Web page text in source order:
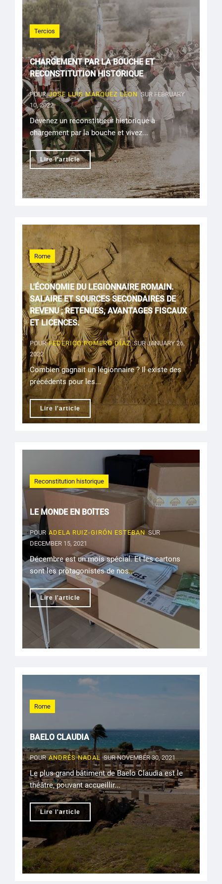
Tercios
CHARGEMENT PAR LA BOUCHE ET
RECONSTITUTION HISTORIQUE
POUR JOSE LUIS MARQUEZ LEON SUR FEBRUARY
10, 2022
Devenez un reconstitueur historique à
chargement par la bouche et vivez...
Lire l'article
Rome
L'ÉCONOMIE DU LEGIONNAIRE ROMAIN.
SALAIRE ET SOURCES SECONDAIRES DE
REVENU ; RETENUES, AVANTAGES FISCAUX
ET LICENCES.
POUR FEDERICO ROMERO DÍAZSUR JANUARY 26,
2022
Combien gagnait un légionnaire ? Il existe des
précédents pour les...
Lire l'article
Reconstitution historique
LE MONDE EN BOÎTES
POUR ADELA RUIZ-GIRÓN ESTEBAN SUR
DECEMBER 15, 2021
Décembre est un mois spécial. Et les cartons
sont les protagonistes de nos...
Lire l'article
Rome
BAELO CLAUDIA
POUR ANDRÉS NADALSUR NOVEMBER 30, 2021
Le plus grand bâtiment de Baelo Claudia est le
théâtre, pouvant accueillir...
Lire l'article